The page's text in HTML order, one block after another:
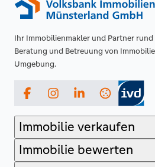
Ihr Immobilienmakler und Partner
Beratung und Betreuung von
Umgebung.
FacebookInstagramLinkedIn
Immobilie verkaufen
Immobilie bewerten